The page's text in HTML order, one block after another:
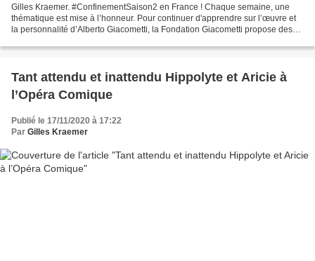
Gilles Kraemer. #ConfinementSaison2 en France ! Chaque semaine, une
thématique est mise à l’honneur. Pour continuer d'apprendre sur l’œuvre et
la personnalité d’Alberto Giacometti, la Fondation Giacometti propose des
Tant attendu et inattendu Hippolyte et Aricie à
l’Opéra Comique
Publié le 17/11/2020 à 17:22
Par Gilles Kraemer